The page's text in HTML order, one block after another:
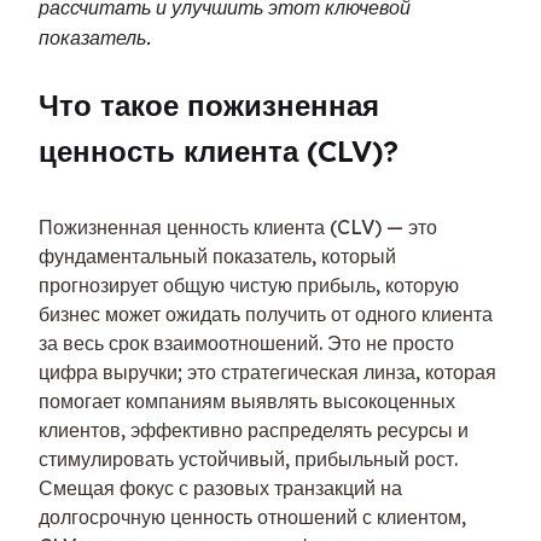
рассчитать и улучшить этот ключевой
показатель.
Что такое пожизненная
ценность клиента (CLV)?
Пожизненная ценность клиента (CLV) — это
фундаментальный показатель, который
прогнозирует общую чистую прибыль, которую
бизнес может ожидать получить от одного клиента
за весь срок взаимоотношений. Это не просто
цифра выручки; это стратегическая линза, которая
помогает компаниям выявлять высокоценных
клиентов, эффективно распределять ресурсы и
стимулировать устойчивый, прибыльный рост.
Смещая фокус с разовых транзакций на
долгосрочную ценность отношений с клиентом,